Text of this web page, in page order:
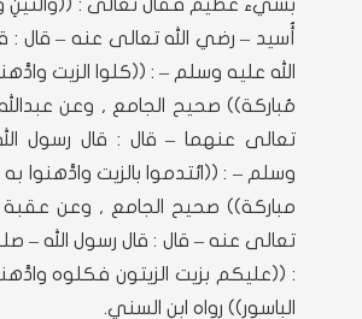
بشيء عظيم فقال تعالى : ((وَالتِّينِ
أُسيد – رضي الله تعالى عنه – قال :
الله عليه وسلم – : ((كلوا الزيت
مُباركة)) صحيح الجامع , وعن
تعالى عنهما – قال : قال رسول
وسلم – : ((ائتدموا بالزيت وادَّهنوا
مباركة)) صحيح الجامع , وعن عقبة
تعالى عنه – قال : قال رسول الله –
: ((عليكم بزيت الزيتون فكلوه
الباسور)) رواه ابن السني.